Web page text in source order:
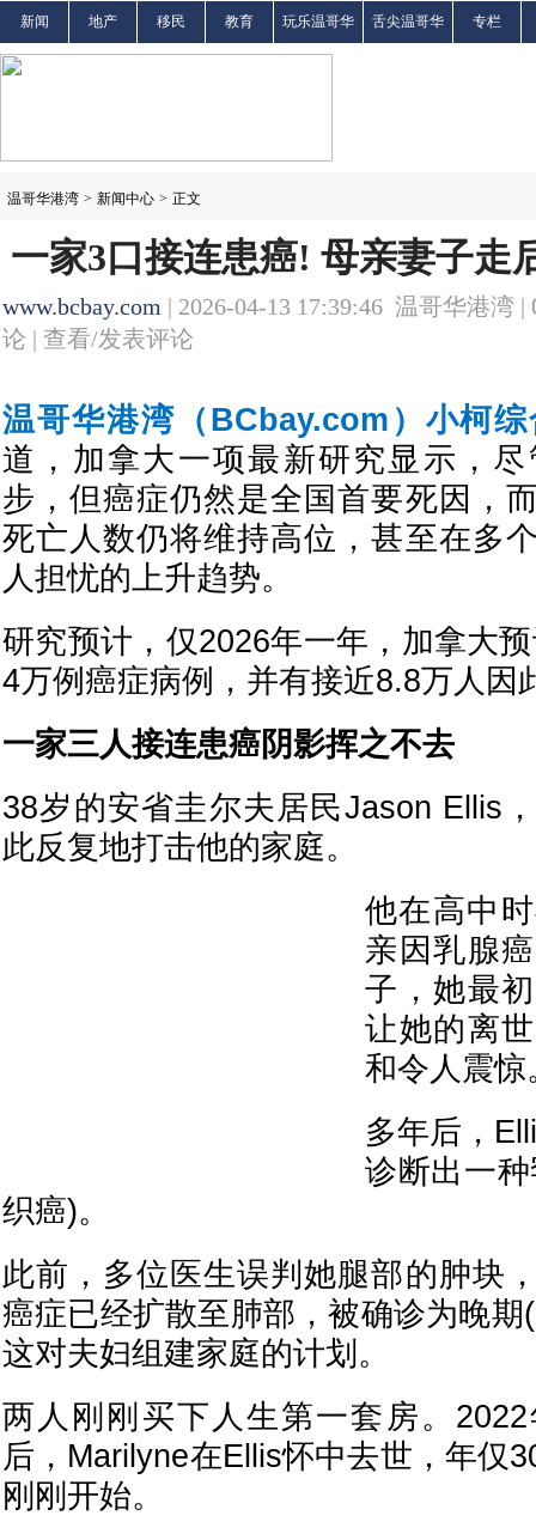
新闻 地产 移民 教育 玩乐温哥华 舌尖温哥华 专栏
温哥华港湾 > 新闻中心 > 正文
一家3口接连患癌! 母亲妻子走
www.bcbay.com | 2026-04-13 17:39:46 温哥华港湾 |
论 | 查看/发表评论
温哥华港湾（BCbay.com）小柯
道，加拿大一项最新研究显示，
步，但癌症仍然是全国首要死因，
死亡人数仍将维持高位，甚至在多
人担忧的上升趋势。
研究预计，仅2026年一年，加拿大
4万例癌症病例，并有接近8.8万人因
一家三人接连患癌阴影挥之不去
38岁的安省圭尔夫居民Jason Ellis
此反复地打击他的家庭。
他在高中
亲因乳腺
子，她最
让她的离
和令人震惊
多年后，
诊断出一
织癌)。
此前，多位医生误判她腿部的肿块
癌症已经扩散至肺部，被确诊为晚
这对夫妇组建家庭的计划。
两人刚刚买下人生第一套房。
后，Marilyne在Ellis怀中去世，年仅
刚刚开始。